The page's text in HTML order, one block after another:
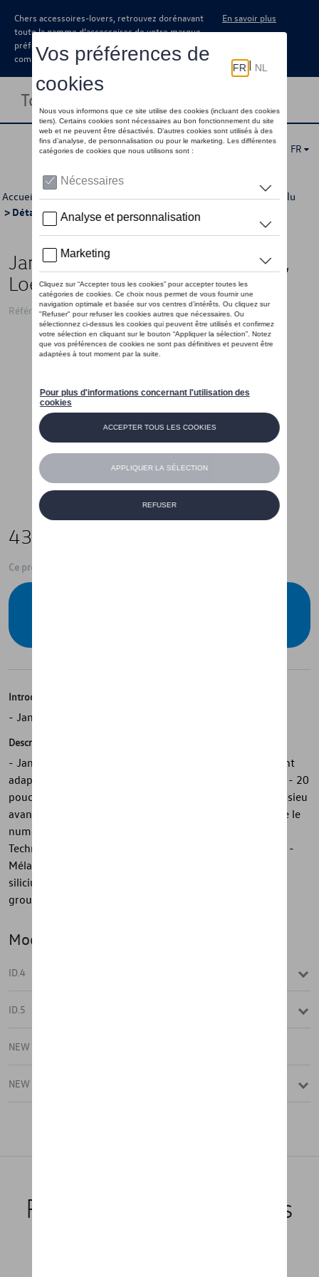
Chers accessoires-lovers, retrouvez dorénavant
toute la gamme d’accessoires de votre marque
préférée sous forme de catalogue à
commander auprès de votre concessionaire.
En savoir plus
Toggle navigation
FR
Accueil >Catalogue Volkswagen >Jantes et roues >Jantes alu
> Détail
Jante en alliage, 8.0J x 20 ET45,
Loen, essieu avant, Noir
Référence: 11A071490 AX1
435,00 €
Ce produit n'est actuellement pas de stock
Introduction
- Jante en alliage Volkswagen d'origine
Description
- Jante en alliage Volkswagen d'origine - Particulièrement
adaptée à une utilisation dans des conditions hivernales - 20
pouces - "Loen" en noir, brillant - Roue à monter sur l'essieu
avant (la roue correspondante pour l'essieu arrière porte le
numéro de pièce 11A.071.490.A .AX1) - ID. design -
Technique de moulage sophistiquée - Excellente finition -
Mélange premium d'aluminium, de magnésium et de
silicium - Conçu et testé conformément aux normes du
groupe Volkswagen
Modèle(s)
ID.4
ID.5
NEW ID.4
NEW ID.5
Produits recommandés